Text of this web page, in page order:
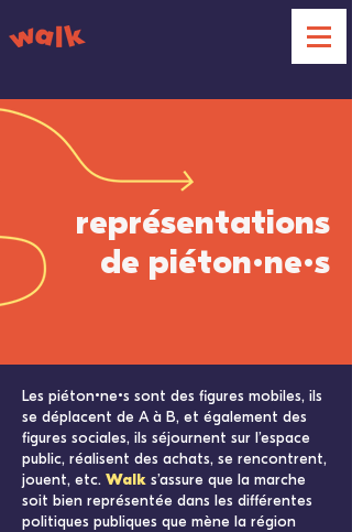
représentations
de piéton•ne•s
Les piéton•ne•s sont des figures mobiles, ils
se déplacent de A à B, et également des
figures sociales, ils séjournent sur l’espace
public, réalisent des achats, se rencontrent,
jouent, etc. Walk s’assure que la marche
soit bien représentée dans les différentes
politiques publiques que mène la région